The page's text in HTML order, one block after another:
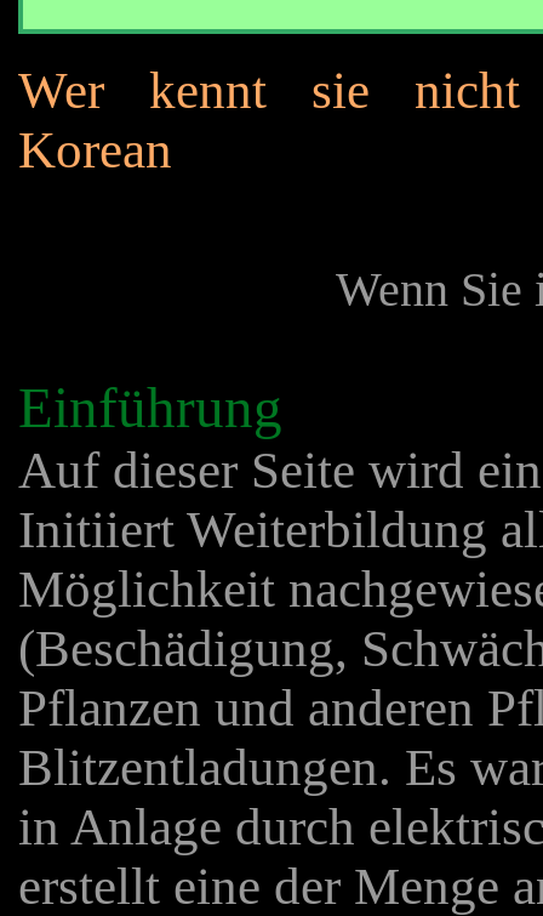
Wer kennt sie nicht
Korean
Wenn Sie
Einführung
Auf dieser Seite wird
Initiiert Weiterbildung
Möglichkeit
(Beschädigung,
Pflanzen und anderen
Blitzentladungen. Es
in Anlage durch
erstellt eine der Menge